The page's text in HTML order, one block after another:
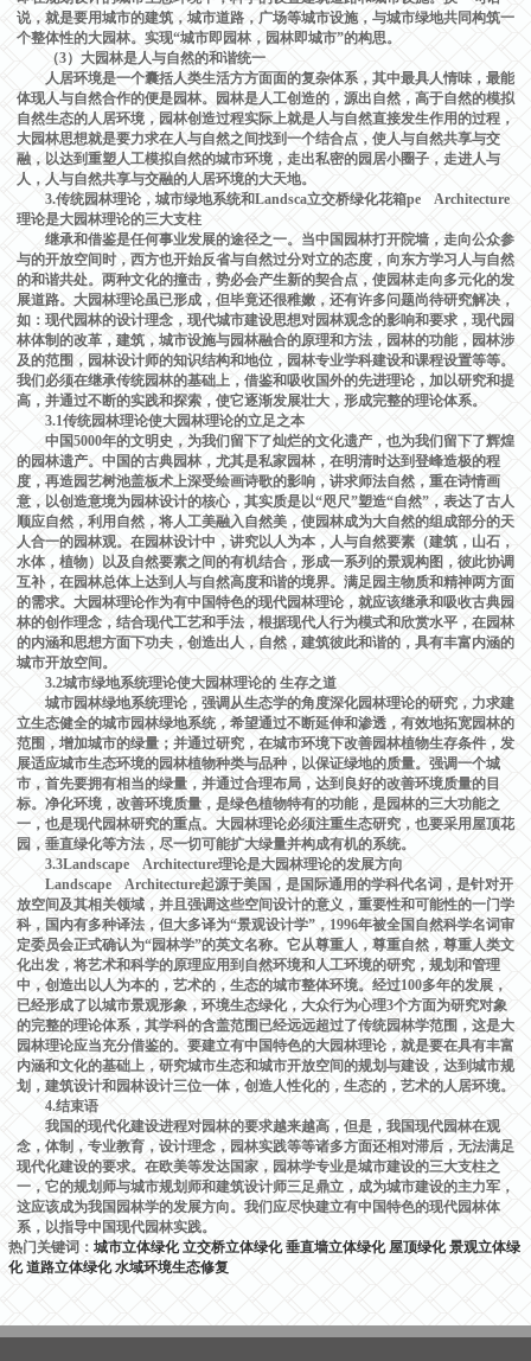
说，就是要用城市的建筑，城市道路，广场等城市设施，与城市绿地共同构筑一
个整体性的大园林。实现“城市即园林，园林即城市”的构思。
（3）大园林是人与自然的和谐统一
人居环境是一个囊括人类生活方方面面的复杂体系，其中最具人情味，最能
体现人与自然合作的便是园林。园林是人工创造的，源出自然，高于自然的模拟
自然生态的人居环境，园林创造过程实际上就是人与自然直接发生作用的过程，
大园林思想就是要力求在人与自然之间找到一个结合点，使人与自然共享与交
融，以达到重塑人工模拟自然的城市环境，走出私密的园居小圈子，走进人与
人，人与自然共享与交融的人居环境的大天地。
3.传统园林理论，城市绿地系统和Landsca立交桥绿化花箱pe Architecture
理论是大园林理论的三大支柱
继承和借鉴是任何事业发展的途径之一。当中国园林打开院墙，走向公众参
与的开放空间时，西方也开始反省与自然过分对立的态度，向东方学习人与自然
的和谐共处。两种文化的撞击，势必会产生新的契合点，使园林走向多元化的发
展道路。大园林理论虽已形成，但毕竟还很稚嫩，还有许多问题尚待研究解决，
如：现代园林的设计理念，现代城市建设思想对园林观念的影响和要求，现代园
林体制的改革，建筑，城市设施与园林融合的原理和方法，园林的功能，园林涉
及的范围，园林设计师的知识结构和地位，园林专业学科建设和课程设置等等。
我们必须在继承传统园林的基础上，借鉴和吸收国外的先进理论，加以研究和提
高，并通过不断的实践和探索，使它逐渐发展壮大，形成完整的理论体系。
3.1传统园林理论使大园林理论的立足之本
中国5000年的文明史，为我们留下了灿烂的文化遗产，也为我们留下了辉煌
的园林遗产。中国的古典园林，尤其是私家园林，在明清时达到登峰造极的程
度，再造园艺树池盖板术上深受绘画诗歌的影响，讲求师法自然，重在诗情画
意，以创造意境为园林设计的核心，其实质是以“咫尺”塑造“自然”，表达了古人
顺应自然，利用自然，将人工美融入自然美，使园林成为大自然的组成部分的天
人合一的园林观。在园林设计中，讲究以人为本，人与自然要素（建筑，山石，
水体，植物）以及自然要素之间的有机结合，形成一系列的景观构图，彼此协调
互补，在园林总体上达到人与自然高度和谐的境界。满足园主物质和精神两方面
的需求。大园林理论作为有中国特色的现代园林理论，就应该继承和吸收古典园
林的创作理念，结合现代工艺和手法，根据现代人行为模式和欣赏水平，在园林
的内涵和思想方面下功夫，创造出人，自然，建筑彼此和谐的，具有丰富内涵的
城市开放空间。
3.2城市绿地系统理论使大园林理论的 生存之道
城市园林绿地系统理论，强调从生态学的角度深化园林理论的研究，力求建
立生态健全的城市园林绿地系统，希望通过不断延伸和渗透，有效地拓宽园林的
范围，增加城市的绿量；并通过研究，在城市环境下改善园林植物生存条件，发
展适应城市生态环境的园林植物种类与品种，以保证绿地的质量。强调一个城
市，首先要拥有相当的绿量，并通过合理布局，达到良好的改善环境质量的目
标。净化环境，改善环境质量，是绿色植物特有的功能，是园林的三大功能之
一，也是现代园林研究的重点。大园林理论必须注重生态研究，也要采用屋顶花
园，垂直绿化等方法，尽一切可能扩大绿量并构成有机的系统。
3.3Landscape Architecture理论是大园林理论的发展方向
Landscape Architecture起源于美国，是国际通用的学科代名词，是针对开
放空间及其相关领域，并且强调这些空间设计的意义，重要性和可能性的一门学
科，国内有多种译法，但大多译为“景观设计学”，1996年被全国自然科学名词审
定委员会正式确认为“园林学”的英文名称。它从尊重人，尊重自然，尊重人类文
化出发，将艺术和科学的原理应用到自然环境和人工环境的研究，规划和管理
中，创造出以人为本的，艺术的，生态的城市整体环境。经过100多年的发展，
已经形成了以城市景观形象，环境生态绿化，大众行为心理3个方面为研究对象
的完整的理论体系，其学科的含盖范围已经远远超过了传统园林学范围，这是大
园林理论应当充分借鉴的。要建立有中国特色的大园林理论，就是要在具有丰富
内涵和文化的基础上，研究城市生态和城市开放空间的规划与建设，达到城市规
划，建筑设计和园林设计三位一体，创造人性化的，生态的，艺术的人居环境。
4.结束语
我国的现代化建设进程对园林的要求越来越高，但是，我国现代园林在观
念，体制，专业教育，设计理念，园林实践等等诸多方面还相对滞后，无法满足
现代化建设的要求。在欧美等发达国家，园林学专业是城市建设的三大支柱之
一，它的规划师与城市规划师和建筑设计师三足鼎立，成为城市建设的主力军，
这应该成为我国园林学的发展方向。我们应尽快建立有中国特色的现代园林体
系，以指导中国现代园林实践。
热门关键词： 城市立体绿化 立交桥立体绿化 垂直墙立体绿化 屋顶绿化 景观立体绿
化 道路立体绿化 水域环境生态修复